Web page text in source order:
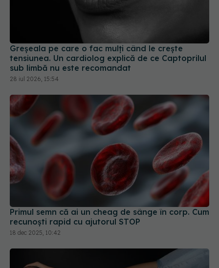
Greșeala pe care o fac mulți când le crește
tensiunea. Un cardiolog explică de ce Captoprilul
sub limbă nu este recomandat
Primul semn că ai un cheag de sânge în corp. Cum
recunoști rapid cu ajutorul STOP
18 dec 2025, 10:42